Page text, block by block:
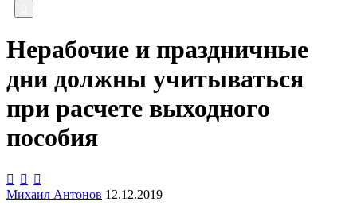
Нерабочие и праздничные
дни должны учитываться
при расчете выходного
пособия
 

Михаил Антонов 12.12.2019